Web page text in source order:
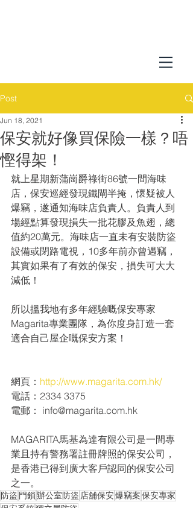
Post
保安就好像買保險一樣？唔
慳得架！
Jun 18, 2021
就上星期新蒲崗爵祿街86號一間海味
店，保安巡經發現鐵閘半掩，懷疑被人
爆竊，遂通知海味店負責人。負責人到
場經點算發現損失一批花膠及魚翅，總
值約20萬元。海味店一直未有安裝防盜
設備或閉路電視，10多年前亦曾遇竊，
其實如果有了有效的保安，損失可大大
減低！
所以搵我地有多年經驗嘅保安專家
Magarita專業團隊，為你度身訂造一套
適合自己屋企嘅保安方案！
網頁： http://www.magarita.com.hk/
電話：2334 3375
電郵： info@magarita.com.hk
MAGARITA馬基為達有限公司是一間專
業且持有警務署註冊牌照的保安公司，
是香港已得到廣大客戶認同的保安公司
之一。
防盜 門鎖辦公室防盜 店舖保安爆竊案保安專家